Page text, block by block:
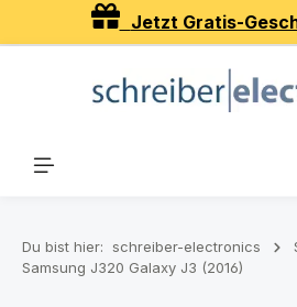
Zum Hauptinhalt springen
Jetzt Gratis-
Du bist hier: schreiber-electronics
Samsung J320 Galaxy J3 (2016)